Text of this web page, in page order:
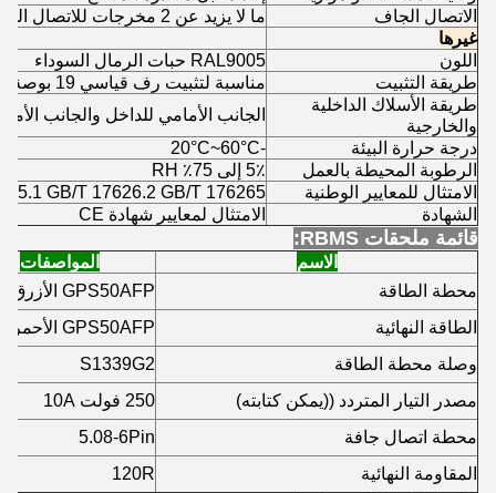
الاتصال الجاف
ما لا يزيد عن 2 مخرجات للاتصال الجاف
غيرها
اللون
RAL9005 حبات الرمال السوداء
طريقة التثبيت
مناسبة لتثبيت رف قياسي 19 بوصة
طريقة الأسلاك الداخلية
والخارجية
الجانب الأمامي للداخل والجانب
درجة حرارة البيئة
-20°C~60°C
الرطوبة المحيطة بالعمل
5٪ إلى 75٪ RH
الامتثال للمعايير الوطنية
GB/T 17626.2 GB/T 176265
الشهادة
الامتثال لمعايير شهادة CE
قائمة ملحقات RBMS:
الاسم
المواصفات
محطة الطاقة
GPS50AFP الأزرق
الطاقة النهائية
GPS50AFP الأحمر
وصلة محطة الطاقة
S1339G2
مصدر التيار المتردد ((يمكن كتابته)
250 فولت 10A
محطة اتصال جافة
5.08-6Pin
المقاومة النهائية
120R